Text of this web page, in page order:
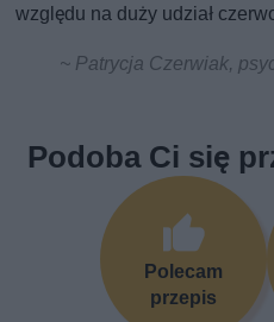
względu na duży udział
~ Patrycja Czerwiak,
Podoba Ci się
Polecam
przepis